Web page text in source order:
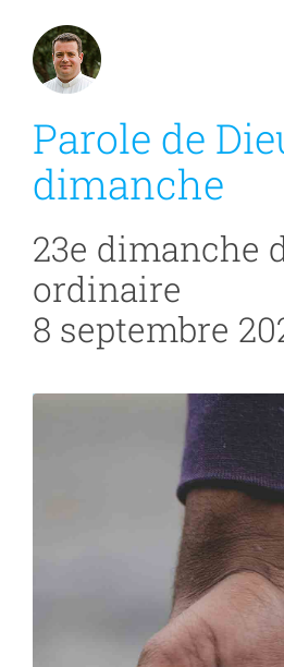
contenu
Parole de
dimanche
23e dimanche
ordinaire
8 septembre